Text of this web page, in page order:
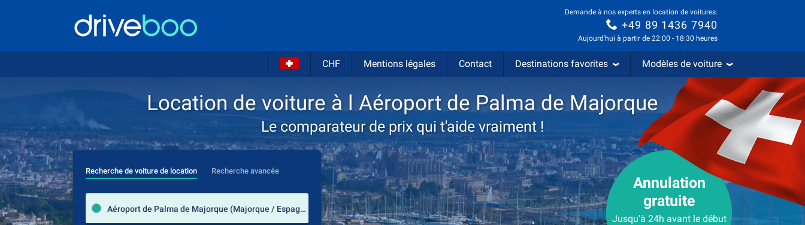
Demande à nos experts en location de voitures:
+49 89 1436 7940
Aujourd'hui à partir de 22:00 - 18:30 heures
CHF Mentions légales Contact Destinations favorites Modèles de voiture
Location de voiture à l Aéroport de Palma de Majorque
Le comparateur de prix qui t'aide vraiment !
Recherche de voiture de location Recherche avancée
Aéroport de Palma de Majorque (Majorque / Espagne)
prendre
Annulation
gratuite
Jusqu'à 24h avant le début